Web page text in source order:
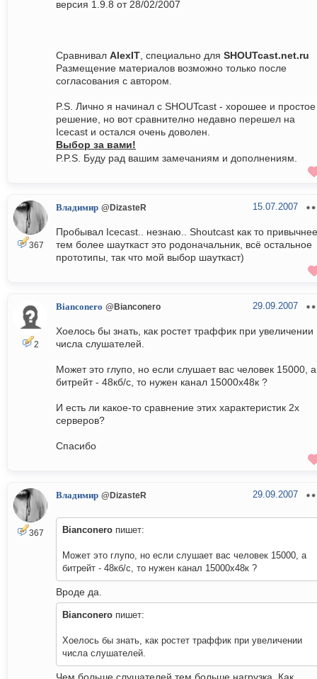
версия 1.9.8 от 28/02/2007
Сравнивал AlexIT, специально для SHOUTcast.net.ru
Размещение материалов возможно только после
согласования с автором.
P.S. Лично я начинал с SHOUTcast - хорошее и простое
решение, но вот сравнително недавно перешел на
Icecast и остался очень доволен.
Выбор за вами!
P.P.S. Буду рад вашим замечаниям и дополнениям.
367
Владимир @DizasteR 15.07.2007
Пробывал Icecast.. незнаю.. Shoutcast как то
тем более шауткаст это родоначальник, всё остальное
прототипы, так что мой выбор шауткаст)
2
Bianconero @Bianconero 29.09.2007
Хоелось бы знать, как ростет траффик при увеличении
числа слушателей.
Может это глупо, но если слушает вас человек 15000, а
битрейт - 48кб/с, то нужен канал 15000х48к ?
И есть ли какое-то сравнение этих характеристик 2х
серверов?
Спасибо
367
Владимир @DizasteR 29.09.2007
Bianconero пишет:
Может это глупо, но если слушает вас человек 15000, а
битрейт - 48кб/с, то нужен канал 15000х48к ?
Вроде да.
Bianconero пишет:
Хоелось бы знать, как ростет траффик при увеличении
числа слушателей.